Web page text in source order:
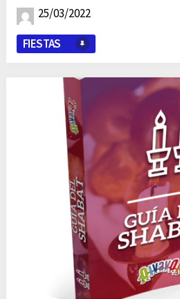
25/03/2022
FIESTAS